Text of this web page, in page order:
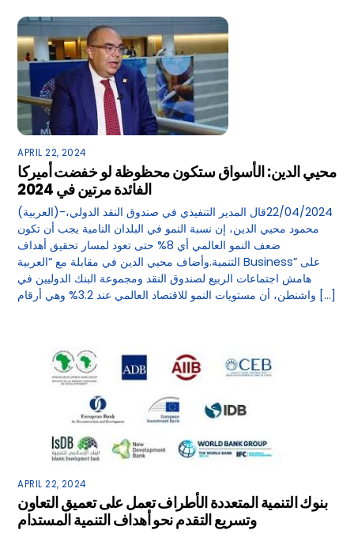
APRIL 22, 2024
محيي الدين: الأسواق ستكون محظوظة لو خفضت أميركا
الفائدة مرتين في 2024
(العربية)-22/04/2024قال المدير التنفيذي في صندوق النقد الدولي،
محمود محيي الدين، إن نسبة النمو في البلدان النامية يجب أن تكون
ضعف النمو العالمي أي 8% حتى تعود لمسار تحقيق أهداف
التنمية.وأضاف محيي الدين في مقابلة مع “العربية Business” على
هامش اجتماعات الربيع لصندوق النقد ومجموعة البنك الدوليين في
واشنطن، أن مستويات النمو للاقتصاد العالمي عند 3.2% وهي أرقام […]
APRIL 22, 2024
بنوك التنمية المتعددة الأطراف تعمل على تعميق التعاون
وتسريع التقدم نحو أهداف التنمية المستدام